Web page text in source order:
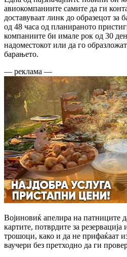
авиокомпаниите самите да ги
доставуваат линк до образецот за
од 48 часа од планираното
компаниите би имале рок од 30
надоместокот или да го
барањето.
— реклама —
Војиновиќ апелира на патниците
картите, потврдите за
трошоци, како и да не прифаќаат
ваучери без претходно да ги